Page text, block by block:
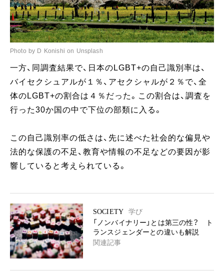
Photo by D Konishi on Unsplash
一方、同調査結果で、日本のLGBT+の自己識別率は、
バイセクシュアルが１％、アセクシャルが２％で、全
体のLGBT+の割合は４％だった。この割合は、調査を
行った30か国の中で下位の部類に入る。
この自己識別率の低さは、先に述べた社会的な偏見や
法的な保護の不足、教育や情報の不足などの要因が影
響していると考えられている。
SOCIETY
学び
「ノンバイナリー」とは第三の性？ ト
ランスジェンダーとの違いも解説
関連記事